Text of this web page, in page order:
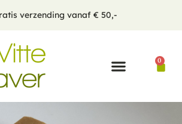
verzending vanaf € 50,-
0